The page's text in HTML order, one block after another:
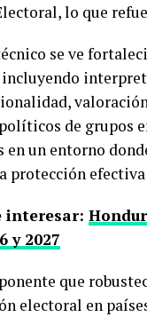
lo que
se ve
de grupos
en un entorno
protección
interesar:
y 2027
que
electoral en